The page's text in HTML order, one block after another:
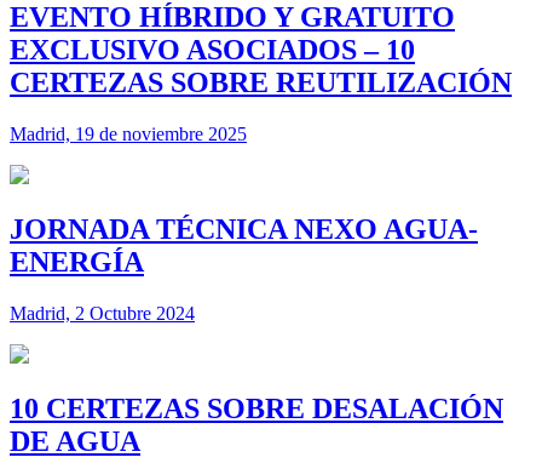
EVENTO HÍBRIDO Y GRATUITO
EXCLUSIVO ASOCIADOS – 10
CERTEZAS SOBRE REUTILIZACIÓN
Madrid, 19 de noviembre 2025
JORNADA TÉCNICA NEXO AGUA-
ENERGÍA
Madrid, 2 Octubre 2024
10 CERTEZAS SOBRE DESALACIÓN
DE AGUA